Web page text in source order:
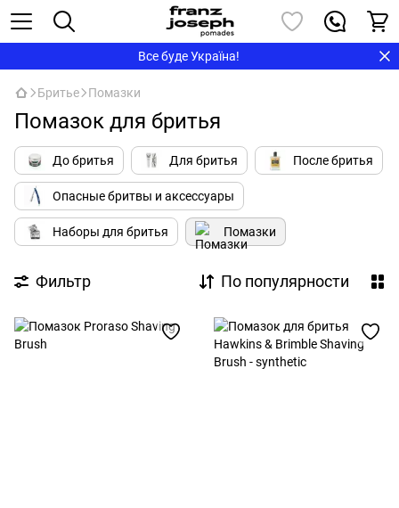
Все буде Україна!
Бритье Помазки
Помазок для бритья
До бритья Для бритья После бритья
Опасные бритвы и аксессуары
Наборы для бритья Помазки
Фильтр По популярности